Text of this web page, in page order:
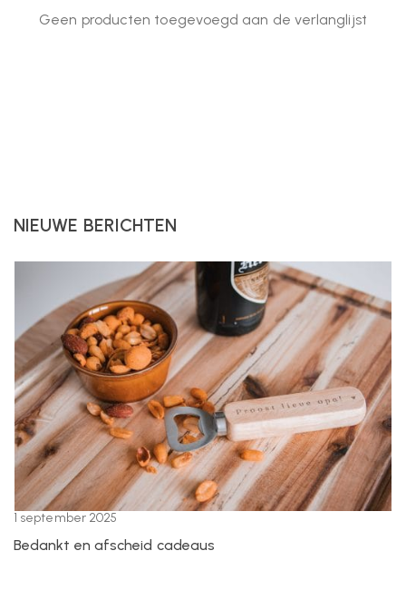
Geen producten toegevoegd aan de verlanglijst
NIEUWE BERICHTEN
1 september 2025
Bedankt en afscheid cadeaus